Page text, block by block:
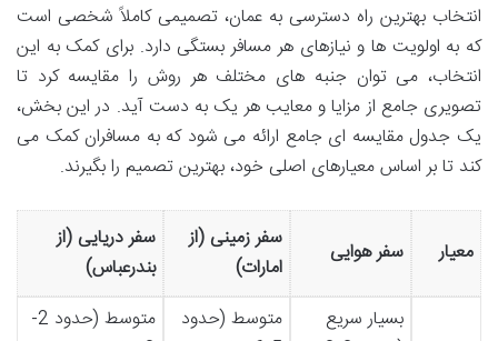
انتخاب بهترین راه دسترسی به عمان، تصمیمی کاملاً شخصی است
که به اولویت ها و نیازهای هر مسافر بستگی دارد. برای کمک به این
انتخاب، می توان جنبه های مختلف هر روش را مقایسه کرد تا
تصویری جامع از مزایا و معایب هر یک به دست آید. در این بخش،
یک جدول مقایسه ای جامع ارائه می شود که به مسافران کمک می
کند تا بر اساس معیارهای اصلی خود، بهترین تصمیم را بگیرند.
معیار سفر هوایی
سفر زمینی (از
امارات)
سفر دریایی (از
بندرعباس)
بسیار سریع
متوسط (حدود
متوسط (حدود 2-